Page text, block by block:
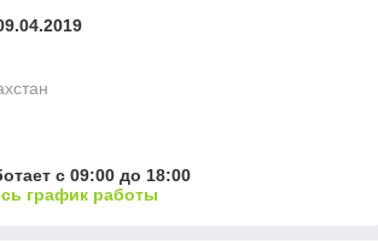
с 09:00 до 18:00
график работы